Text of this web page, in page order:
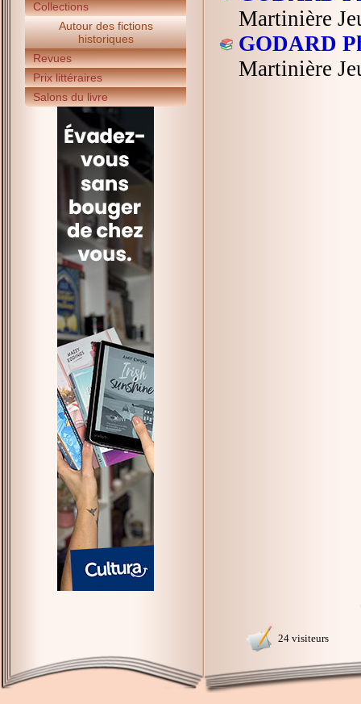
Collections
Autour des fictions
historiques
Revues
Prix littéraires
Salons du livre
Martinière
GODARD
Martinière
24 visiteurs